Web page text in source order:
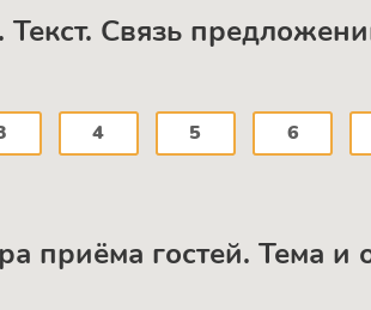
Связь
4 5 6
приёма гостей. Тема и